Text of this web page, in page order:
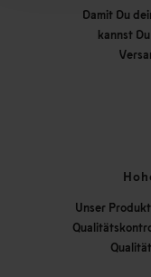
Damit Du
kannst
Unser